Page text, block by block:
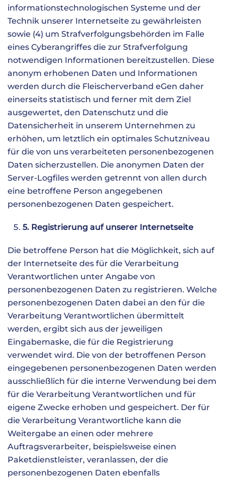
informationstechnologischen Systeme und der
Technik unserer Internetseite zu gewährleisten
sowie (4) um Strafverfolgungsbehörden im Falle
eines Cyberangriffes die zur Strafverfolgung
notwendigen Informationen bereitzustellen. Diese
anonym erhobenen Daten und Informationen
werden durch die Fleischerverband eGen daher
einerseits statistisch und ferner mit dem Ziel
ausgewertet, den Datenschutz und die
Datensicherheit in unserem Unternehmen zu
erhöhen, um letztlich ein optimales Schutzniveau
für die von uns verarbeiteten personenbezogenen
Daten sicherzustellen. Die anonymen Daten der
Server-Logfiles werden getrennt von allen durch
eine betroffene Person angegebenen
personenbezogenen Daten gespeichert.
5. Registrierung auf unserer Internetseite
Die betroffene Person hat die Möglichkeit, sich auf
der Internetseite des für die Verarbeitung
Verantwortlichen unter Angabe von
personenbezogenen Daten zu registrieren. Welche
personenbezogenen Daten dabei an den für die
Verarbeitung Verantwortlichen übermittelt
werden, ergibt sich aus der jeweiligen
Eingabemaske, die für die Registrierung
verwendet wird. Die von der betroffenen Person
eingegebenen personenbezogenen Daten werden
ausschließlich für die interne Verwendung bei dem
für die Verarbeitung Verantwortlichen und für
eigene Zwecke erhoben und gespeichert. Der für
die Verarbeitung Verantwortliche kann die
Weitergabe an einen oder mehrere
Auftragsverarbeiter, beispielsweise einen
Paketdienstleister, veranlassen, der die
personenbezogenen Daten ebenfalls